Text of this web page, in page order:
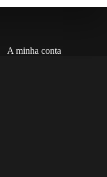
A minha conta